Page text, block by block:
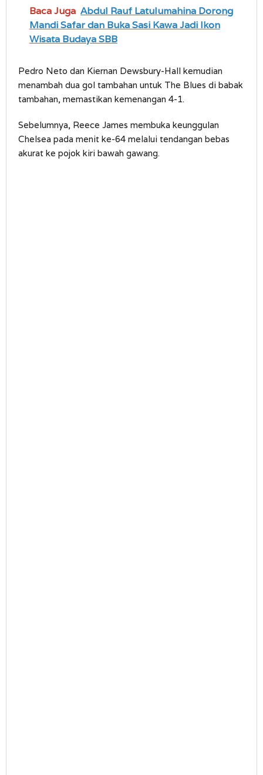
Baca Juga Abdul Rauf Latulumahina Dorong
Mandi Safar dan Buka Sasi Kawa Jadi Ikon
Wisata Budaya SBB
Pedro Neto dan Kiernan Dewsbury-Hall kemudian
menambah dua gol tambahan untuk The Blues di babak
tambahan, memastikan kemenangan 4-1.
Sebelumnya, Reece James membuka keunggulan
Chelsea pada menit ke-64 melalui tendangan bebas
akurat ke pojok kiri bawah gawang.